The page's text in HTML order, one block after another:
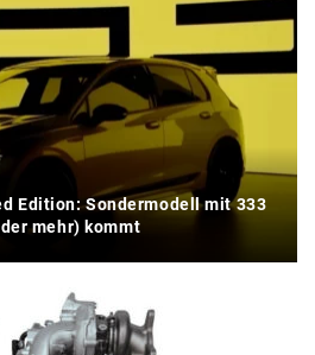
Edition: Sondermodell mit 333
mehr) kommt